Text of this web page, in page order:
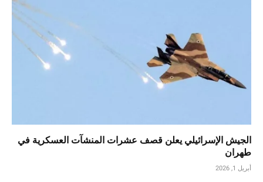
الجيش الإسرائيلي يعلن قصف عشرات المنشآت العسكرية في
طهران
أبريل 1, 2026